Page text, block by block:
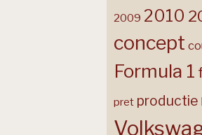
2009 2010
concept
Formula 1
pret productie